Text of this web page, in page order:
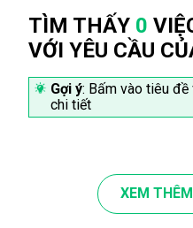
TÌM THẤY 0
VỚI YÊU CẦU
Gợi ý: Bấm vào tiêu
chi tiết
XEM